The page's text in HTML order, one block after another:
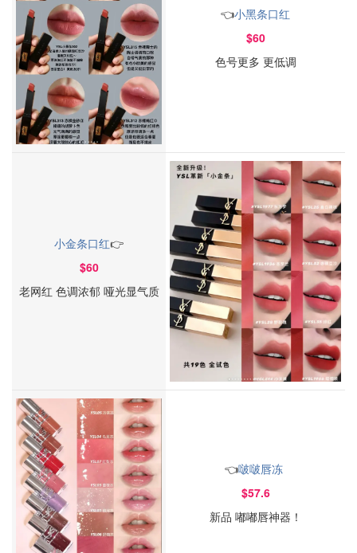
👈小黑条口红
$60
色号更多 更低调
小金条口红👉
$60
老网红 色调浓郁 哑光显气质
👈啵啵唇冻
$57.6
新品 嘟嘟唇神器！